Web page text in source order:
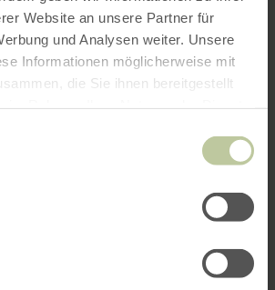
Website an unsere Partner für
und Analysen weiter. Unsere
Informationen möglicherweise mit
die Sie ihnen bereitgestellt